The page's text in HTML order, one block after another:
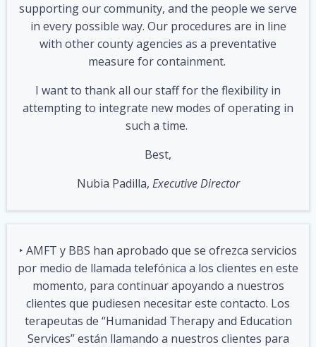
supporting our community, and the people we serve
in every possible way. Our procedures are in line
with other county agencies as a preventative
measure for containment.
I want to thank all our staff for the flexibility in
attempting to integrate new modes of operating in
such a time.
Best,
Nubia Padilla, Executive Director
‣ AMFT y BBS han aprobado que se ofrezca servicios
por medio de llamada telefónica a los clientes en este
momento, para continuar apoyando a nuestros
clientes que pudiesen necesitar este contacto. Los
terapeutas de “Humanidad Therapy and Education
Services” están llamando a nuestros clientes para